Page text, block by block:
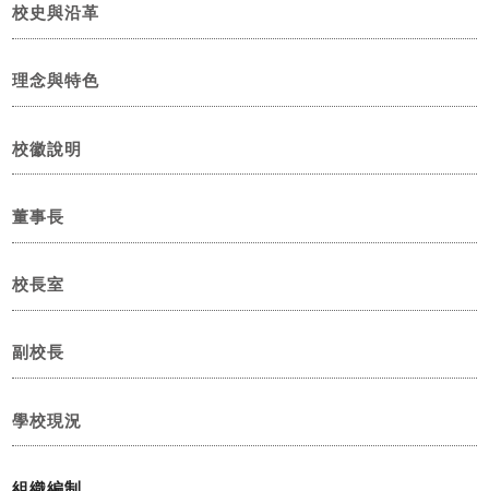
校史與沿革
理念與特色
校徽說明
董事長
校長室
副校長
學校現況